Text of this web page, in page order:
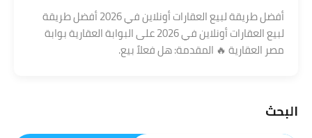
أفضل طريقة لبيع العقارات أونلاين في 2026 أفضل طريقة
لبيع العقارات أونلاين في 2026 على البوابة العقارية بوابة
مصر العقارية 🔥 المقدمة: هل فعلاً بيع.
البحث